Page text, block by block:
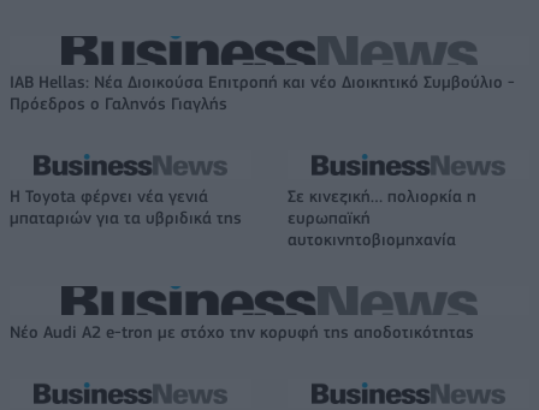
IAB Hellas: Νέα Διοικούσα Επιτροπή και νέο Διοικητικό Συμβούλιο -
Πρόεδρος ο Γαληνός Γιαγλής
Η Toyota φέρνει νέα γενιά
μπαταριών για τα υβριδικά της
Σε κινεζική… πολιορκία η
ευρωπαϊκή
αυτοκινητοβιομηχανία
Νέο Audi A2 e-tron με στόχο την κορυφή της αποδοτικότητας